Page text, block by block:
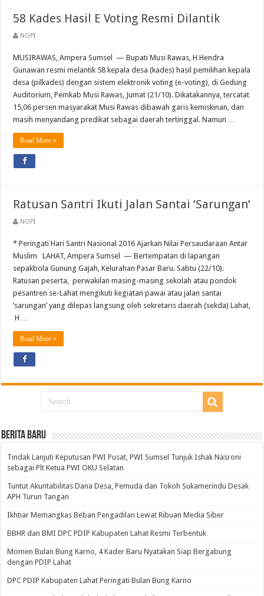
58 Kades Hasil E Voting Resmi Dilantik
NOPI
MUSIRAWAS, Ampera Sumsel — Bupati Musi Rawas, H Hendra
Gunawan resmi melantik 58 kepala desa (kades) hasil pemilihan kepala
desa (pilkades) dengan sistem elektronik voting (e-voting), di Gedung
Auditorium, Pemkab Musi Rawas, Jumat (21/10). Dikatakannya, tercatat
15,06 persen masyarakat Musi Rawas dibawah garis kemiskinan, dan
masih menyandang predikat sebagai daerah tertinggal. Namun …
Read More »
Ratusan Santri Ikuti Jalan Santai ‘Sarungan’
NOPI
* Peringati Hari Santri Nasional 2016 Ajarkan Nilai Persaudaraan Antar
Muslim LAHAT, Ampera Sumsel — Bertempatan di lapangan
sepakbola Gunung Gajah, Kelurahan Pasar Baru. Sabtu (22/10).
Ratusan peserta, perwakilan masing-masing sekolah atau pondok
pesantren se-Lahat mengikuti kegiatan pawai atau jalan santai
‘sarungan’ yang dilepas langsung oleh sekretaris daerah (sekda) Lahat,
H …
Read More »
BERITA BARU
Tindak Lanjuti Keputusan PWI Pusat, PWI Sumsel Tunjuk Ishak Nasroni
sebagai Plt Ketua PWI OKU Selatan
Tuntut Akuntabilitas Dana Desa, Pemuda dan Tokoh Sukamerindu Desak
APH Turun Tangan
Ikhtiar Memangkas Beban Pengadilan Lewat Ribuan Media Siber
BBHR dan BMI DPC PDIP Kabupaten Lahat Resmi Terbentuk
Momen Bulan Bung Karno, 4 Kader Baru Nyatakan Siap Bergabung
dengan PDIP Lahat
DPC PDIP Kabupaten Lahat Peringati Bulan Bung Karno